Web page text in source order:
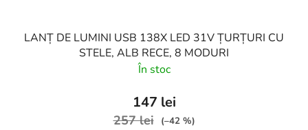
LANȚ DE LUMINI USB 138X LED 31V ȚURȚURI CU
STELE, ALB RECE, 8 MODURI
În stoc
147 lei
257 lei (–42 %)